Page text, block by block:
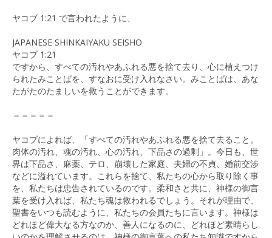
ヤコブ 1:21 で言われたように、
JAPANESE SHINKAIYAKU SEISHO
ヤコブ 1:21
ですから、すべての汚れやあふれる悪を捨て去り、心に植えつけ
られたみことばを、すなおに受け入れなさい。みことばは、あな
たがたのたましいを救うことができます。
＝＝＝＝＝
ヤコブによれば、「すべての汚れやあふれる悪を捨て去ること。
肉体の汚れ、魂の汚れ、心の汚れ、下品さの過剰」。今日も、世
界は下品さ、麻薬、テロ、崩壊した家庭、夫婦の不貞、婚前交渉
などに溢れています。これらを捨て、私たちの心から取り除く事
を、私たちは忠告されているのです。柔和さと共に、神様の御言
葉を受け入れば、私たち魂は救われるでしょう。それが理由で、
聖書をいつも読むように、私たちの会員たちに言います。神様は
どれほど偉大なる方なのか、善人になるのに、どれほど素晴らし